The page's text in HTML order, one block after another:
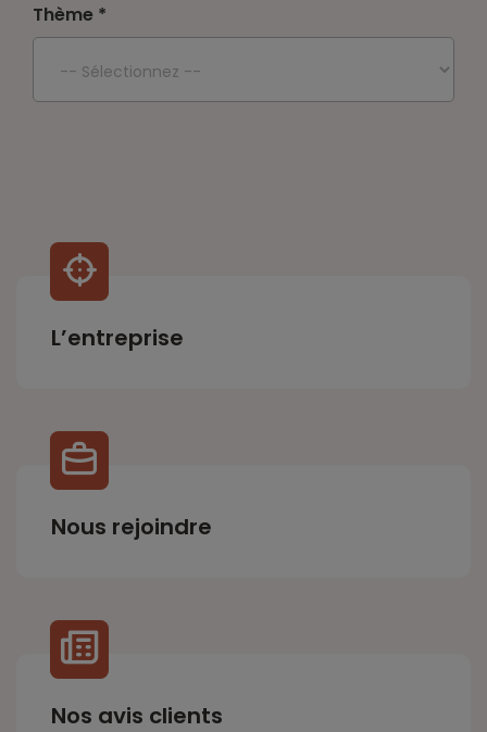
Thème *
L’entreprise
Nous rejoindre
Nos avis clients